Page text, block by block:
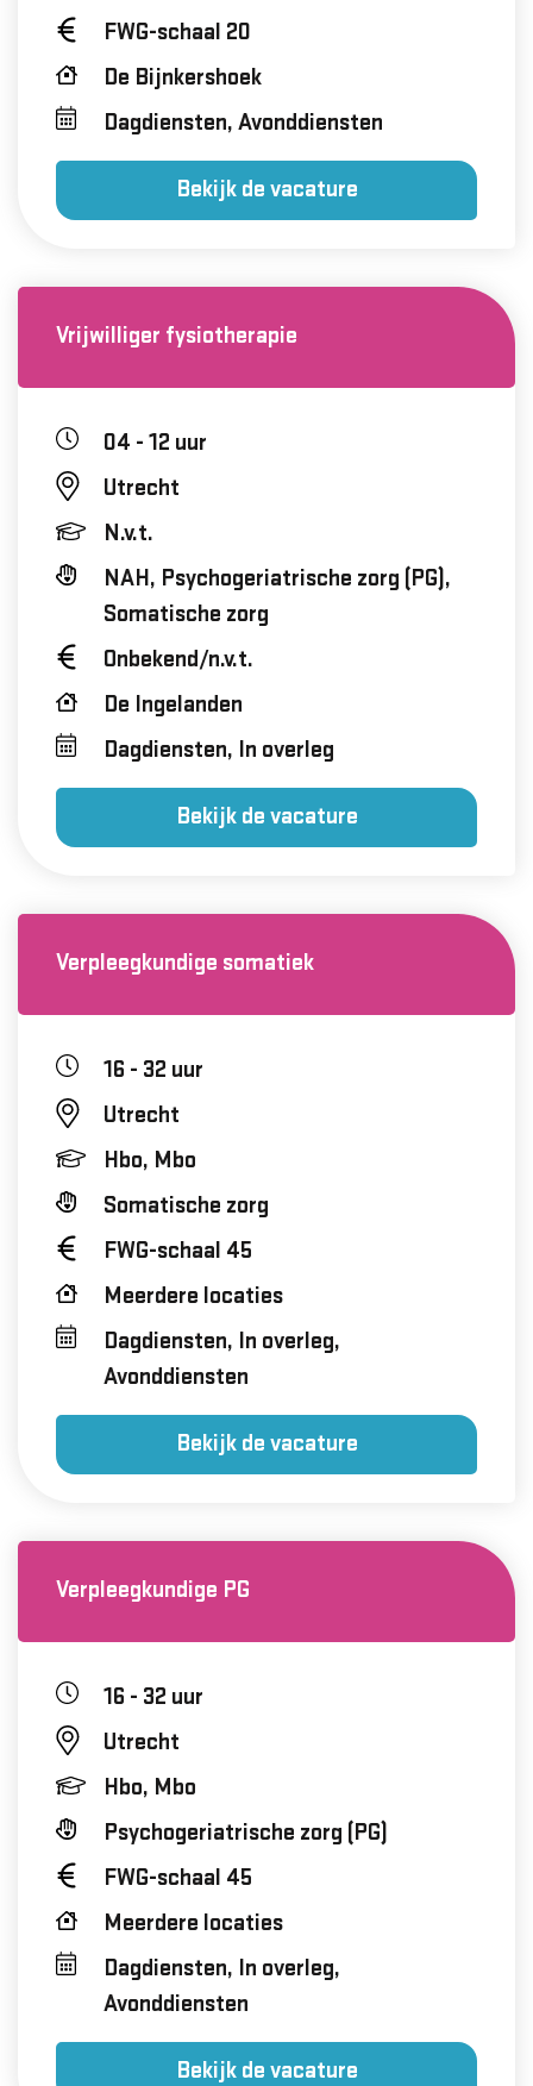
FWG-schaal 20
De Bijnkershoek
Dagdiensten, Avonddiensten
Bekijk de vacature
Vrijwilliger fysiotherapie
04 - 12 uur
Utrecht
N.v.t.
NAH, Psychogeriatrische zorg (PG),
Somatische zorg
Onbekend/n.v.t.
De Ingelanden
Dagdiensten, In overleg
Bekijk de vacature
Verpleegkundige somatiek
16 - 32 uur
Utrecht
Hbo, Mbo
Somatische zorg
FWG-schaal 45
Meerdere locaties
Dagdiensten, In overleg,
Avonddiensten
Bekijk de vacature
Verpleegkundige PG
16 - 32 uur
Utrecht
Hbo, Mbo
Psychogeriatrische zorg (PG)
FWG-schaal 45
Meerdere locaties
Dagdiensten, In overleg,
Avonddiensten
Bekijk de vacature